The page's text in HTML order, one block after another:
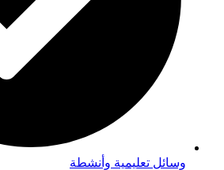
وسائل تعليمية وأنشطة